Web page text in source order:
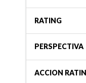
RATING
PERSPECTIVA
ACCION